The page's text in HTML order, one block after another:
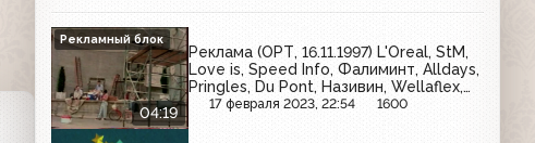
04:19
Реклама (ОРТ, 16.11.1997) L'Oreal, StM,
Love is, Speed Info, Фалиминт, Alldays,
Pringles, Du Pont, Називин, Wellaflex,
Legendary Harley-Davidson
17 февраля 2023, 22:54 1600
Рекламный блок